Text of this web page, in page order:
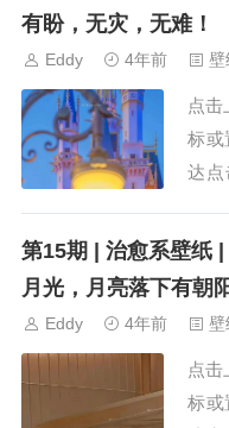
有盼，无灾，无难！
Eddy 4年前 壁
点击
标或
达点
小贴
好
第15期 | 治愈系壁纸
月光，月亮落下有朝阳
Eddy 4年前 壁
点击
标或